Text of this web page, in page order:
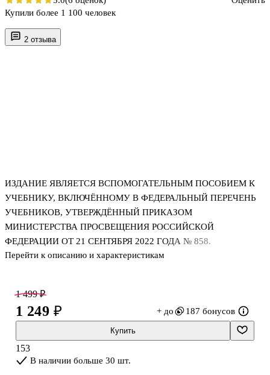
2 отзыва
ИЗДАНИЕ ЯВЛЯЕТСЯ ВСПОМОГАТЕЛЬНЫМ ПОСОБИЕМ К
УЧЕБНИКУ, ВКЛЮЧЁННОМУ В ФЕДЕРАЛЬНЫЙ ПЕРЕЧЕНЬ
УЧЕБНИКОВ, УТВЕРЖДЁННЫЙ ПРИКАЗОМ
МИНИСТЕРСТВА ПРОСВЕЩЕНИЯ РОССИЙСКОЙ
ФЕДЕРАЦИИ ОТ 21 СЕНТЯБРЯ 2022 ГОДА № 858.
общеобразовательных организаций и школ с углублённым
изучением английского языка. Рабочая тетрадь включает 6
основных модулей, каждый из которых соотносится с
соответствующим разделом учебника. Упражнения в рабочей
тетради, дополняя учебник, направлены на закрепление лексико-
Перейти к описанию и характеристикам
Купили более 1 100 человек
1 499 ₽
1 249 ₽ + до 187 бонусов
Купить
153
В наличии больше 30 шт.